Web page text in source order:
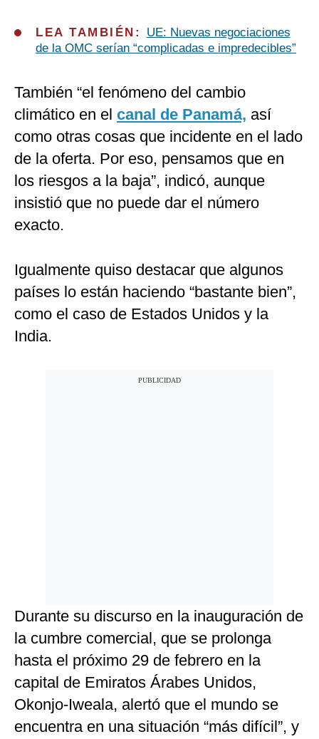
LEA TAMBIÉN: UE: Nuevas negociaciones
de la OMC serían “complicadas e impredecibles”
También “el fenómeno del cambio
climático en el canal de Panamá, así
como otras cosas que incidente en el lado
de la oferta. Por eso, pensamos que en
los riesgos a la baja”, indicó, aunque
insistió que no puede dar el número
exacto.
Igualmente quiso destacar que algunos
países lo están haciendo “bastante bien”,
como el caso de Estados Unidos y la
India.
Durante su discurso en la inauguración de
la cumbre comercial, que se prolonga
hasta el próximo 29 de febrero en la
capital de Emiratos Árabes Unidos,
Okonjo-Iweala, alertó que el mundo se
encuentra en una situación “más difícil”, y